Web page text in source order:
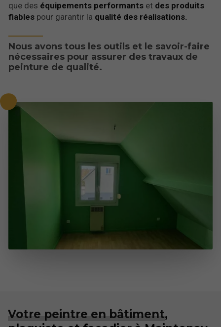
que des équipements performants et des produits
fiables pour garantir la qualité des réalisations.
Nous avons tous les outils et le savoir-faire
nécessaires pour assurer des travaux de
peinture de qualité.
Votre peintre en bâtiment,